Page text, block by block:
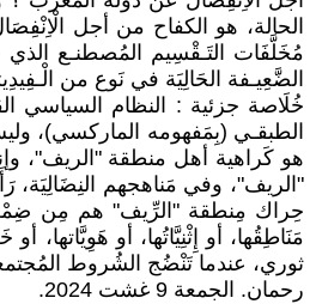
الحالة، هو الكفاح من أجل
مُخَلَّفَات التَـقْسِيم المُصطنـع الذي
الضَّعِيـفة الحَالِيَة في نَوع من
خُلَاصة جزئية : النظام السياسي
الطبقـي (بِمَفهومه الماركسي)،
هو كَراهية أهل منطقة "الريف"،
"الريف"، وفي مَناهجهم
حِراك مِنطقة "الرِّيف" هم مِن ضِمْن
مَنَاطِقُها، أو إِثْنِيَّاتُها، أو
ثوري، عندما تَنْضُج الشُروط
رحمان. الجمعة 9 غشت 2024.